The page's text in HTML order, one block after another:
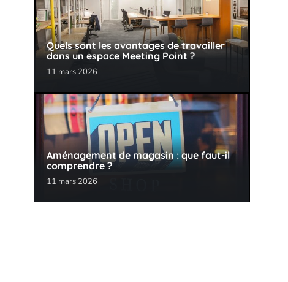
Quels sont les avantages de travailler
dans un espace Meeting Point ?
11 mars 2026
Aménagement de magasin : que faut-il
comprendre ?
11 mars 2026